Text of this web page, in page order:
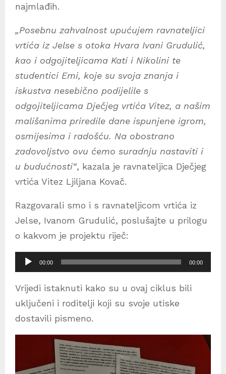
najmlađih.
„Posebnu zahvalnost upućujem ravnateljici
vrtića iz Jelse s otoka Hvara Ivani Grudulić,
kao i odgojiteljicama Kati i Nikolini te
studentici Emi, koje su svoja znanja i
iskustva nesebično podijelile s
odgojiteljicama Dječjeg vrtića Vitez, a našim
mališanima priredile dane ispunjene igrom,
osmijesima i radošću. Na obostrano
zadovoljstvo ovu ćemo suradnju nastaviti i
u budućnosti“, kazala je ravnateljica Dječjeg
vrtića Vitez Ljiljana Kovač.
Razgovarali smo i s ravnateljicom vrtića iz
Jelse, Ivanom Grudulić, poslušajte u prilogu
o kakvom je projektu riječ:
e
p
r
o
d
00:00 00:00
Vrijedi istaknuti kako su u ovaj ciklus bili
uključeni i roditelji koji su svoje utiske
dostavili pismeno.